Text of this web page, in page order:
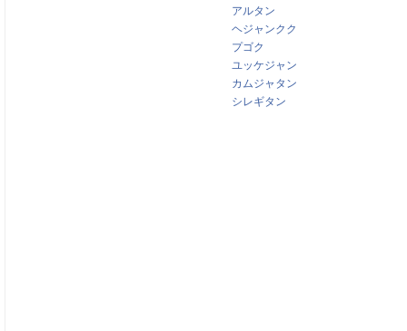
アルタン
ヘジャンクク
プゴク
ユッケジャン
カムジャタン
シレギタン